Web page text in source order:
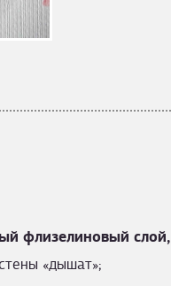
флизелиновый слой,
«дышат»;